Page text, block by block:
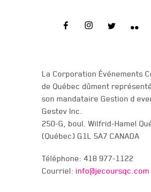
La Corporation Événements
de Québec dûment
son mandataire Gestion d
Gestev Inc.
250-G, boul. Wilfrid-Hamel
(Québec) G1L 5A7 CANADA
Téléphone: 418 977-1122
Courriel: info@jecoursqc.com